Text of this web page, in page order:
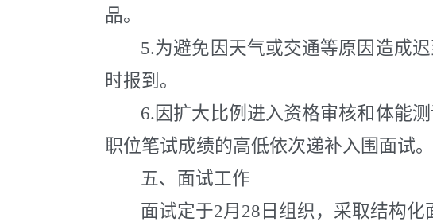
品。
5.为避免因天气或交通等原因造成
时报到。
6.因扩大比例进入资格审核和体能
职位笔试成绩的高低依次递补入围面试。
五、面试工作
面试定于2月 28 日组织，采取结构化